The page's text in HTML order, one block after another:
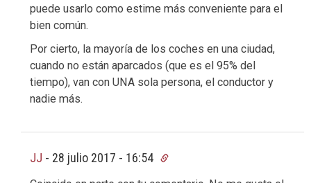
puede usarlo como estime más conveniente para el
bien común.
Por cierto, la mayoría de los coches en una ciudad,
cuando no están aparcados (que es el 95% del
tiempo), van con UNA sola persona, el conductor y
nadie más.
JJ - 28 julio 2017 - 16:54